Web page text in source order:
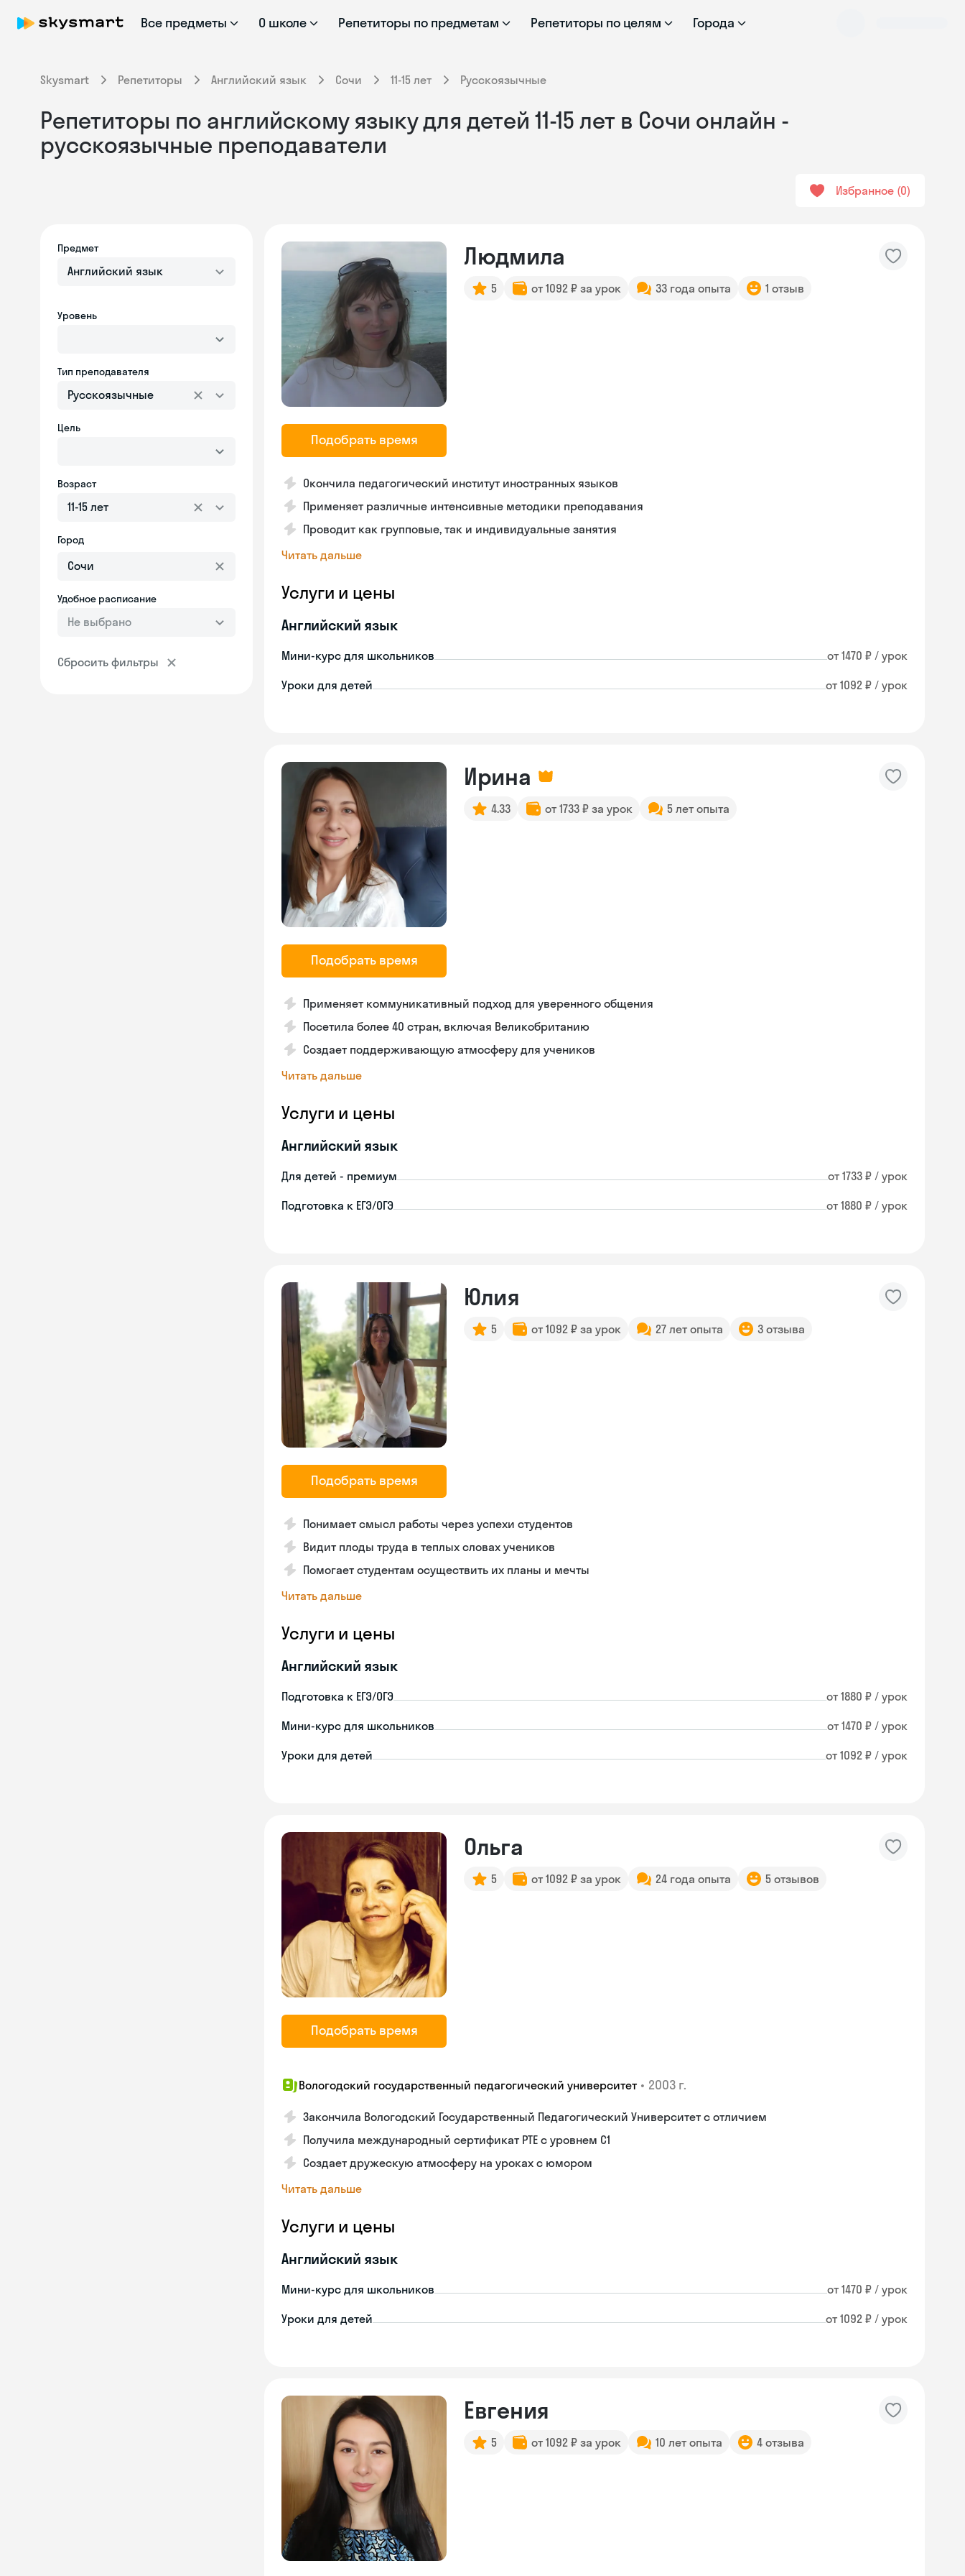
Все предметы О школе Репетиторы по предметам Репетиторы по целям Города
Skysmart Репетиторы Английский язык Сочи 11-15 лет Русскоязычные
Репетиторы по английскому языку для детей 11-15 лет в Сочи онлайн -
русскоязычные преподаватели
Избранное 0
Предмет
Английский язык
Уровень
Тип преподавателя
Русскоязычные
Цель
Возраст
11-15 лет
Город
Удобное расписание
Не выбрано
Сбросить фильтры
Подобрать время
Людмила
5 от 1092 ₽ за урок 33 года опыта 1 отзыв
Окончила педагогический институт иностранных языков
Применяет различные интенсивные методики преподавания
Проводит как групповые, так и индивидуальные занятия
Читать дальше
Услуги и цены
Английский язык
Мини-курс для школьников от 1470 ₽ / урок
Уроки для детей от 1092 ₽ / урок
Подобрать время
Ирина
4.33 от 1733 ₽ за урок 5 лет опыта
Применяет коммуникативный подход для уверенного общения
Посетила более 40 стран, включая Великобританию
Создает поддерживающую атмосферу для учеников
Читать дальше
Услуги и цены
Английский язык
Для детей - премиум от 1733 ₽ / урок
Подготовка к ЕГЭ/ОГЭ от 1880 ₽ / урок
Подобрать время
Юлия
5 от 1092 ₽ за урок 27 лет опыта 3 отзыва
Понимает смысл работы через успехи студентов
Видит плоды труда в теплых словах учеников
Помогает студентам осуществить их планы и мечты
Читать дальше
Услуги и цены
Английский язык
Подготовка к ЕГЭ/ОГЭ от 1880 ₽ / урок
Мини-курс для школьников от 1470 ₽ / урок
Уроки для детей от 1092 ₽ / урок
Подобрать время
Ольга
5 от 1092 ₽ за урок 24 года опыта 5 отзывов
Вологодский государственный педагогический университет • 2003 г.
Закончила Вологодский Государственный Педагогический Университет с отличием
Получила международный сертификат PTE с уровнем C1
Создает дружескую атмосферу на уроках с юмором
Читать дальше
Услуги и цены
Английский язык
Мини-курс для школьников от 1470 ₽ / урок
Уроки для детей от 1092 ₽ / урок
Евгения
5 от 1092 ₽ за урок 10 лет опыта 4 отзыва